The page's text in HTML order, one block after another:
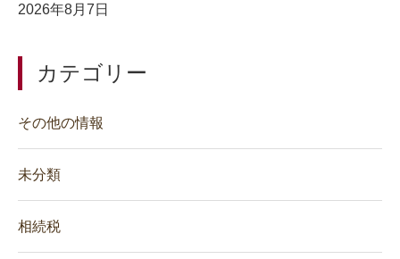
2026年8月7日
カテゴリー
その他の情報
未分類
相続税